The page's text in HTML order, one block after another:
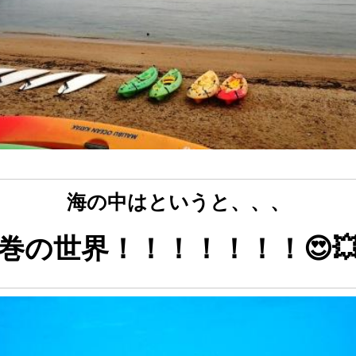
海の中はというと、、、
の世界！！！！！！！